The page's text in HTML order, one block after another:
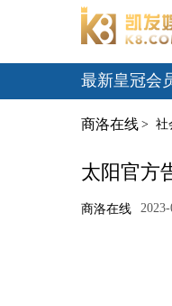
最新皇冠会
商洛在线 > 社
太阳官方
商洛在线